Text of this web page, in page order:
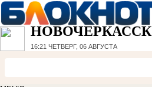
НОВОЧЕРКАССК
16:21 ЧЕТВЕРГ, 06 АВГУСТА